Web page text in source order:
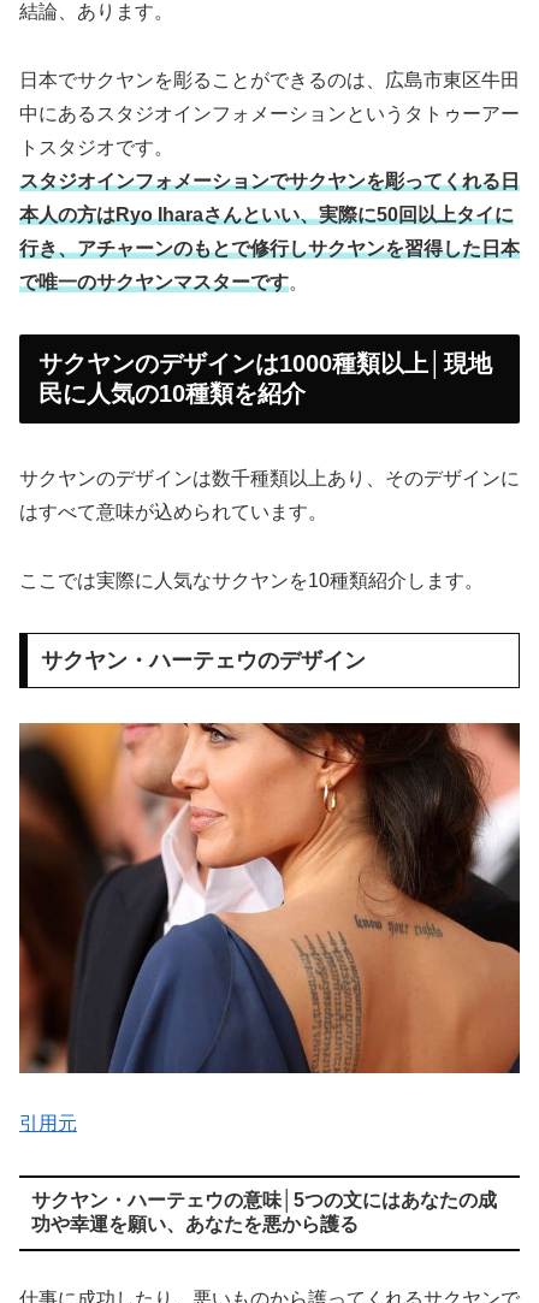
結論、あります。
日本でサクヤンを彫ることができるのは、広島市東区牛田
中にあるスタジオインフォメーションというタトゥーアー
トスタジオです。
スタジオインフォメーションでサクヤンを彫ってくれる日
本人の方はRyo Iharaさんといい、実際に50回以上タイに
行き、アチャーンのもとで修行しサクヤンを習得した日本
で唯一のサクヤンマスターです。
サクヤンのデザインは1000種類以上│現地
民に人気の10種類を紹介
サクヤンのデザインは数千種類以上あり、そのデザインに
はすべて意味が込められています。
ここでは実際に人気なサクヤンを10種類紹介します。
サクヤン・ハーテェウのデザイン
引用元
サクヤン・ハーテェウの意味│5つの文にはあなたの成
功や幸運を願い、あなたを悪から護る
仕事に成功したり、悪いものから護ってくれるサクヤンで